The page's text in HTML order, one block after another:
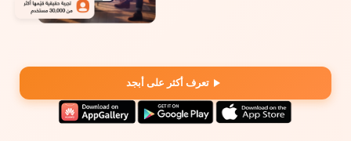
تعرف أكثر على أبجد